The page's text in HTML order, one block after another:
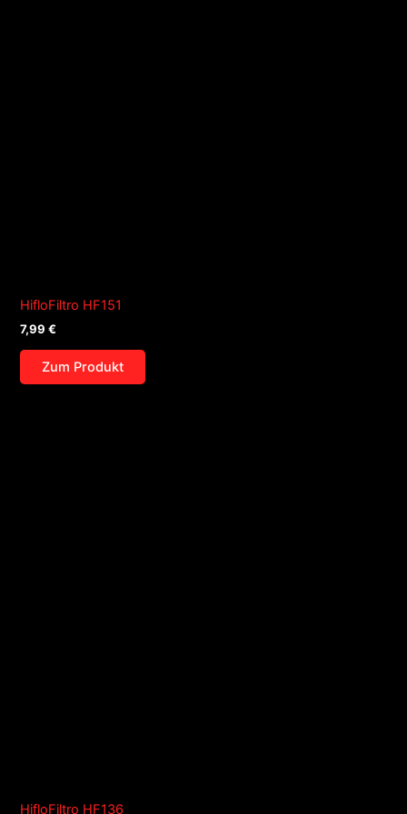
HifloFiltro HF151
7,99€
Zum Produkt
HifloFiltro HF136